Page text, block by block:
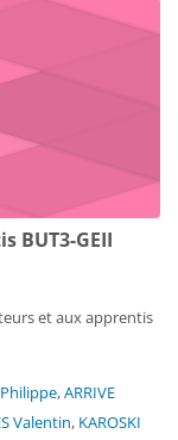
BUT3-GEII
et aux apprentis
,ARRIVE
Valentin, KAROSKI